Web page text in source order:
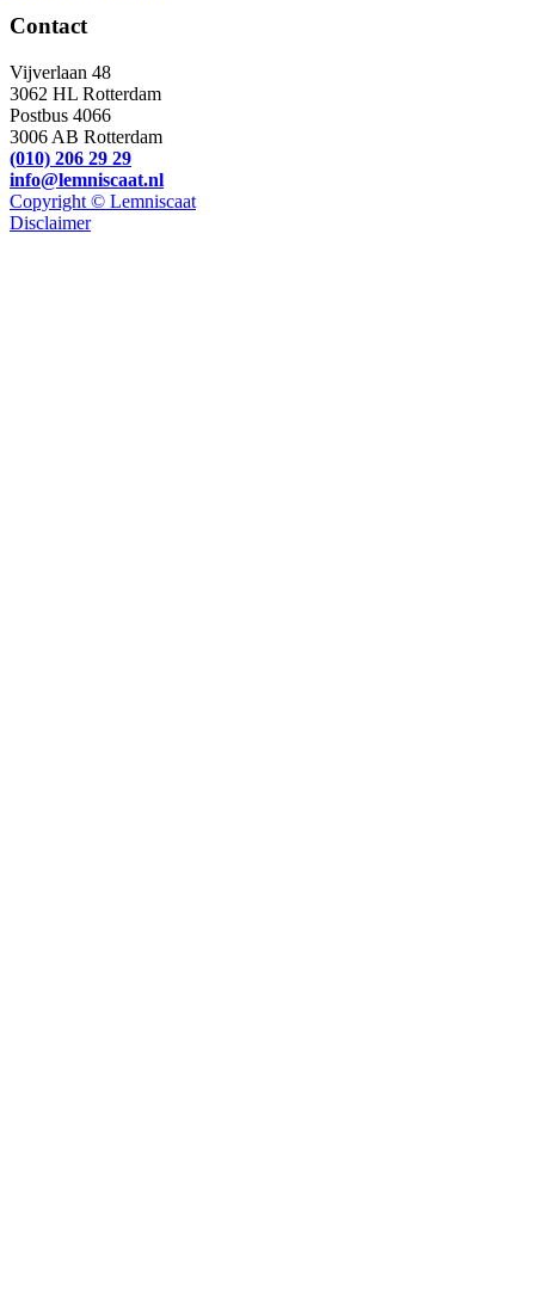
Contact
Vijverlaan 48
3062 HL Rotterdam
Postbus 4066
3006 AB Rotterdam
(010) 206 29 29
info@lemniscaat.nl
Copyright © Lemniscaat
Disclaimer